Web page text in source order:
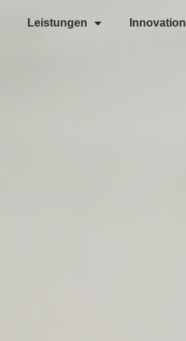
Leistungen Innovation